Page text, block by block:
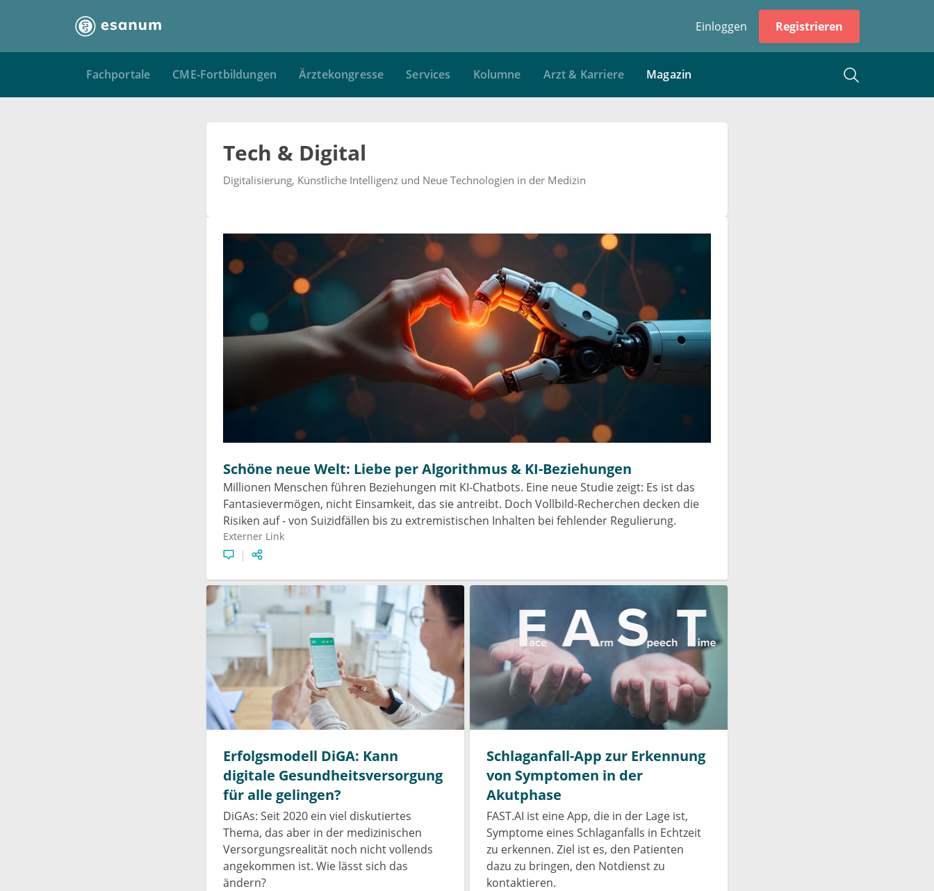
Einloggen Registrieren
Fachportale CME-Fortbildungen Ärztekongresse Services Kolumne Arzt & Karriere Magazin
Tech & Digital
Digitalisierung, Künstliche Intelligenz und Neue Technologien in der Medizin
Schöne neue Welt: Liebe per Algorithmus & KI-Beziehungen
Millionen Menschen führen Beziehungen mit KI-Chatbots. Eine neue Studie zeigt: Es ist das
Fantasievermögen, nicht Einsamkeit, das sie antreibt. Doch Vollbild-Recherchen decken die
Risiken auf - von Suizidfällen bis zu extremistischen Inhalten bei fehlender Regulierung.
Externer Link
Erfolgsmodell DiGA: Kann
digitale Gesundheitsversorgung
für alle gelingen?
DiGAs: Seit 2020 ein viel diskutiertes
Thema, das aber in der medizinischen
Versorgungsrealität noch nicht vollends
angekommen ist. Wie lässt sich das
ändern?
Schlaganfall-App zur Erkennung
von Symptomen in der
Akutphase
FAST.AI ist eine App, die in der Lage ist,
Symptome eines Schlaganfalls in Echtzeit
zu erkennen. Ziel ist es, den Patienten
dazu zu bringen, den Notdienst zu
kontaktieren.